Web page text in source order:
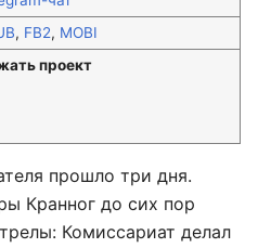
, FB2, MOBI
проект
прошло три дня.
Кранног до сих пор
Комиссариат делал